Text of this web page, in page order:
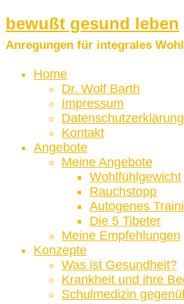
bewußt gesund leben
Anregungen für integrales
Home
Dr. Wolf Barth
Impressum
Datenschutzerklärung
Kontakt
Angebote
Meine Angebote
Wohlfühlgewicht
Rauchstopp
Autogenes
Die 5 Tibeter
Meine Empfehlungen
Konzepte
Was ist Gesundheit?
Krankheit und ihre
Schulmedizin